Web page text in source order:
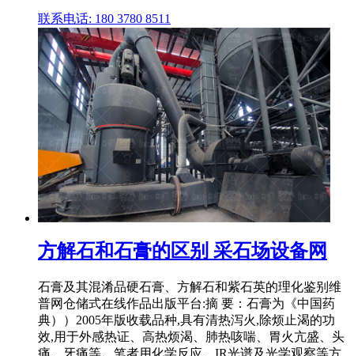
联系电话: 180 3780 8511
方解石和石膏的区别 采石场设备网
石膏及其混淆品硬石膏、方解石和紫石英的理化鉴别维
普网仓储式在线作品出版平台:摘 要：石膏为《中国药
典））2005年版收载品种,具有清热泻火,除烦止渴的功
效,用于外感热证、高热烦渴、肺热咳喘、胃火亢盛、头
痛、牙痛等。笔者用化学反应、IR光谱及光学观察等方